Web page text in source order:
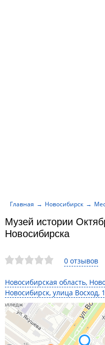
0 отзывов
Новосибирская область,
Новосибирск, улица Восход,
Музей истории
Новосибирска
Главная Новосибирск